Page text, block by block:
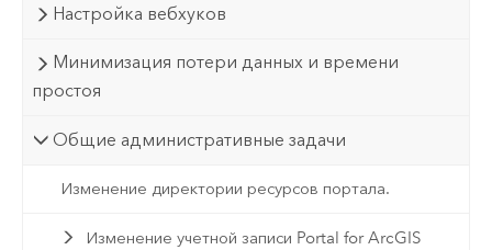
Настройка вебхуков
Минимизация потери данных и времени
простоя
Общие административные задачи
Изменение директории ресурсов портала.
Изменение учетной записи Portal for ArcGIS